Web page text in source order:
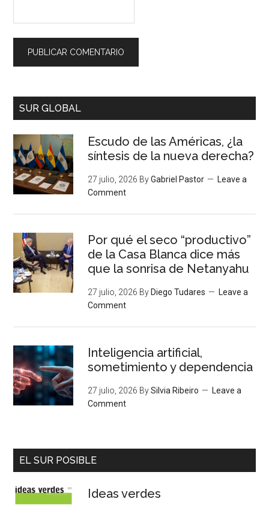
SUR GLOBAL
Escudo de las Américas, ¿la
síntesis de la nueva derecha?
27 julio, 2026 ByGabriel Pastor
Leave a
Comment
Por qué el seco “productivo”
de la Casa Blanca dice más
que la sonrisa de Netanyahu
27 julio, 2026 By Diego Tudares
Leave a
Comment
Inteligencia artificial,
sometimiento y dependencia
27 julio, 2026 BySilvia Ribeiro
Leave a
Comment
EL SUR POSIBLE
Ideas verdes